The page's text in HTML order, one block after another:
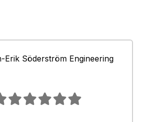
Erik Söderström Engineering